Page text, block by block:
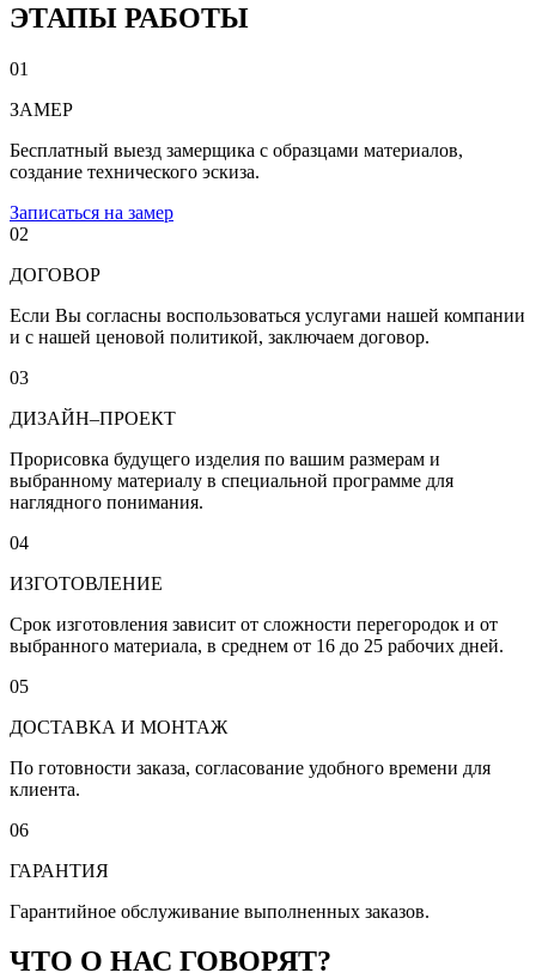
ЭТАПЫ РАБОТЫ
01
ЗАМЕР
Бесплатный выезд замерщика с образцами материалов,
создание технического эскиза.
Записаться на замер
02
ДОГОВОР
Если Вы согласны воспользоваться услугами нашей компании
и с нашей ценовой политикой, заключаем договор.
03
ДИЗАЙН–ПРОЕКТ
Прорисовка будущего изделия по вашим размерам и
выбранному материалу в специальной программе для
наглядного понимания.
04
ИЗГОТОВЛЕНИЕ
Срок изготовления зависит от сложности перегородок и от
выбранного материала, в среднем от 16 до 25 рабочих дней.
05
ДОСТАВКА И МОНТАЖ
По готовности заказа, согласование удобного времени для
клиента.
06
ГАРАНТИЯ
Гарантийное обслуживание выполненных заказов.
ЧТО О НАС ГОВОРЯТ?